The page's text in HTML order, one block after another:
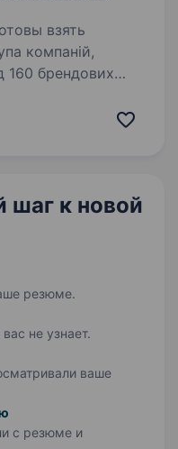
взять
брендових
шаг к новой
резюме.
не узнает.
ваше
с резюме и